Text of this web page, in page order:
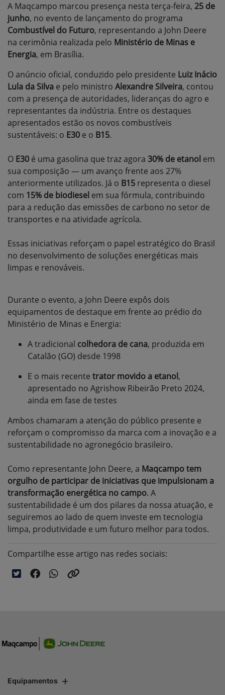
A Maqcampo marcou presença nesta terça-feira, 25 de
junho, no evento de lançamento do programa
Combustível do Futuro, representando a John Deere
na cerimônia realizada pelo Ministério de Minas e
Energia, em Brasília.
O anúncio oficial, conduzido pelo presidente Luiz Inácio
Lula da Silva e pelo ministro Alexandre Silveira, contou
com a presença de autoridades, lideranças do agro e
representantes da indústria. Entre os destaques
apresentados estão os novos combustíveis
sustentáveis: o E30 e o B15.
O E30 é uma gasolina que traz agora 30% de etanol em
sua composição — um avanço frente aos 27%
anteriormente utilizados. Já o B15 representa o diesel
com 15% de biodiesel em sua fórmula, contribuindo
para a redução das emissões de carbono no setor de
transportes e na atividade agrícola.
Essas iniciativas reforçam o papel estratégico do Brasil
no desenvolvimento de soluções energéticas mais
limpas e renováveis.
Durante o evento, a John Deere expôs dois
equipamentos de destaque em frente ao prédio do
Ministério de Minas e Energia:
A tradicional colhedora de cana, produzida em
Catalão (GO) desde 1998
E o mais recente trator movido a etanol,
apresentado no Agrishow Ribeirão Preto 2024,
ainda em fase de testes
Ambos chamaram a atenção do público presente e
reforçam o compromisso da marca com a inovação e a
sustentabilidade no agronegócio brasileiro.
Como representante John Deere, a Maqcampo tem
orgulho de participar de iniciativas que impulsionam a
transformação energética no campo. A
sustentabilidade é um dos pilares da nossa atuação, e
seguiremos ao lado de quem investe em tecnologia
limpa, produtividade e um futuro melhor para todos.
Compartilhe esse artigo nas redes sociais:
Equipamentos